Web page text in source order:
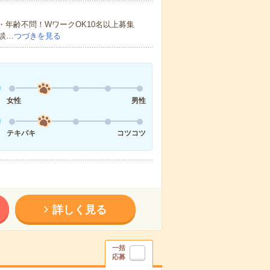
年齢不問！WワークOK10名以上募集
…つづきを見る
女性 男性
テキパキ コツコツ
詳しく見る
一括
応募